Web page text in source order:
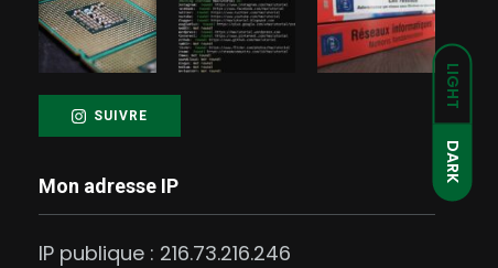
LIGHT
DARK
SUIVRE
Mon adresse IP
IP publique : 216.73.216.246